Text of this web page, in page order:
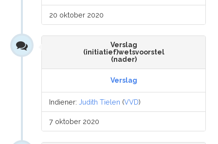
20 oktober 2020
Verslag
(initiatief)wetsvoorstel
(nader)
Verslag
Indiener:Judith Tielen (VVD)
7 oktober 2020